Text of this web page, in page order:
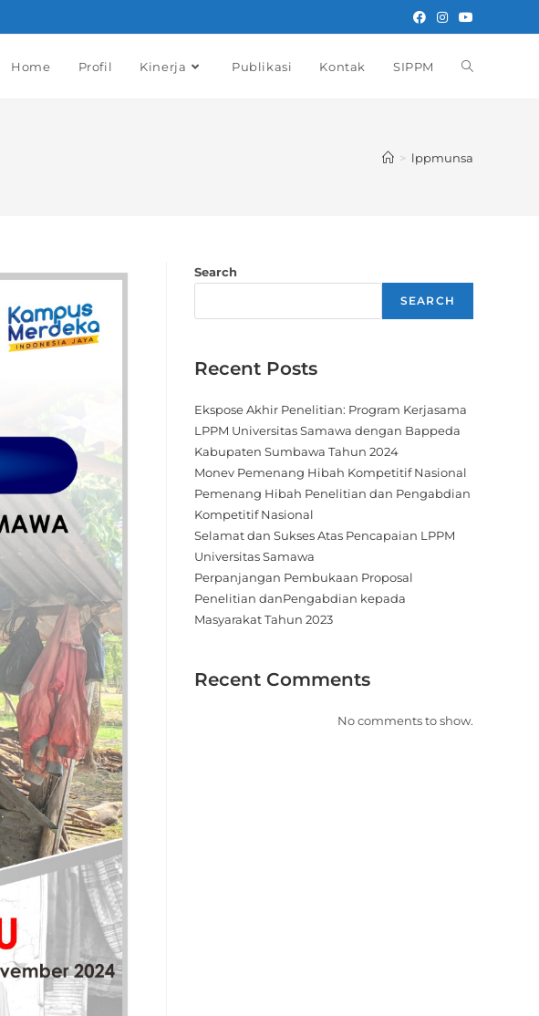
Home Profil Kinerja Publikasi Kontak SIPPM
> lppmunsa
Search
SEARCH
Recent Posts
Ekspose Akhir Penelitian: Program Kerjasama
LPPM Universitas Samawa dengan Bappeda
Kabupaten Sumbawa Tahun 2024
Monev Pemenang Hibah Kompetitif Nasional
Pemenang Hibah Penelitian dan Pengabdian
Kompetitif Nasional
Selamat dan Sukses Atas Pencapaian LPPM
Universitas Samawa
Perpanjangan Pembukaan Proposal
Penelitian danPengabdian kepada
Masyarakat Tahun 2023
Recent Comments
No comments to show.